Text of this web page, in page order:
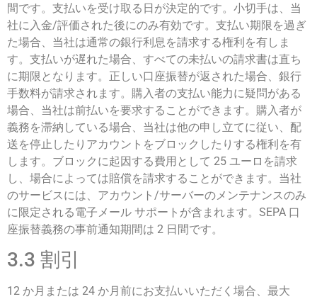
間です。支払いを受け取る日が決定的です。小切手は、当
社に入金/評価された後にのみ有効です。支払い期限を過ぎ
た場合、当社は通常の銀行利息を請求する権利を有しま
す。支払いが遅れた場合、すべての未払いの請求書は直ち
に期限となります。正しい口座振替が返された場合、銀行
手数料が請求されます。購入者の支払い能力に疑問がある
場合、当社は前払いを要求することができます。購入者が
義務を滞納している場合、当社は他の申し立てに従い、配
送を停止したりアカウントをブロックしたりする権利を有
します。ブロックに起因する費用として 25 ユーロを請求
し、場合によっては賠償を請求することができます。当社
のサービスには、アカウント/サーバーのメンテナンスのみ
に限定される電子メール サポートが含まれます。SEPA 口
座振替義務の事前通知期間は 2 日間です。
3.3 割引
12 か月または 24 か月前にお支払いいただく場合、最大